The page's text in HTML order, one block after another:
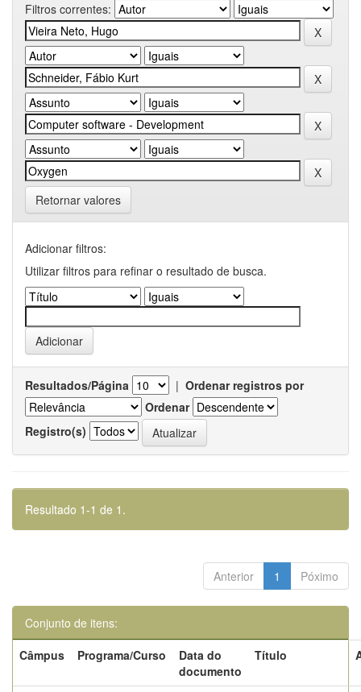
Filtros correntes:
Retornar valores
Adicionar filtros:
Utilizar filtros para refinar o resultado de busca.
Resultados/Página | Ordenar registros por
Ordenar
Registro(s)
Resultado 1-1 de 1.
Anterior 1 Póximo
Conjunto de itens:
Câmpus
Programa/Curso
Data do
documento
Título